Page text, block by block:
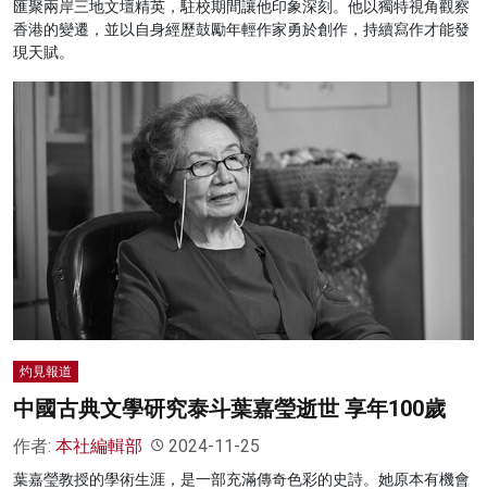
匯聚兩岸三地文壇精英，駐校期間讓他印象深刻。他以獨特視角觀察
香港的變遷，並以自身經歷鼓勵年輕作家勇於創作，持續寫作才能發
現天賦。
灼見報道
中國古典文學研究泰斗葉嘉瑩逝世 享年100歲
作者: 本社編輯部 2024-11-25
葉嘉瑩教授的學術生涯，是一部充滿傳奇色彩的史詩。她原本有機會